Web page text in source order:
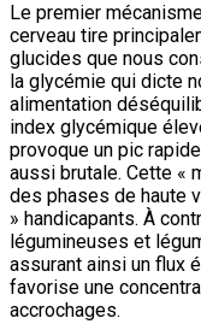
Le premier
cerveau tire
glucides que nous
la glycémie qui dicte
alimentation
index glycémique
provoque un pic
aussi brutale. Cette «
des phases de haute
» handicapants. À
légumineuses et
assurant ainsi un flux
favorise une
accrochages.